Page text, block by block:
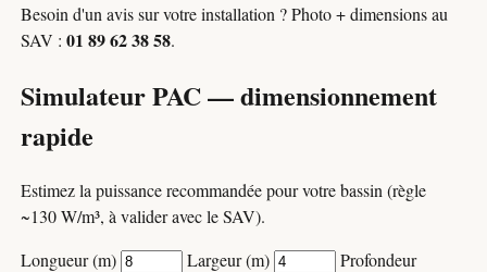
Besoin d'un avis sur votre installation ? Photo + dimensions au
SAV :01 89 62 38 58.
Simulateur PAC — dimensionnement
rapide
Estimez la puissance recommandée pour votre bassin (règle
~130 W/m³, à valider avec le SAV).
Longueur (m)
Largeur (m)
Profondeur